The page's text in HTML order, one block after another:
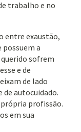
trabalho e no
entre exaustão,
possuem a
sofrem
e de
de lado
de autocuidado.
própria profissão.
em sua